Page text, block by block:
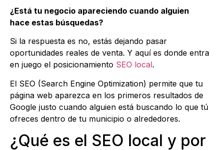
¿Está tu negocio apareciendo cuando alguien
hace estas búsquedas?
Si la respuesta es no, estás dejando pasar
oportunidades reales de venta. Y aquí es donde entra
en juego el posicionamiento SEO local.
El SEO (Search Engine Optimization) permite que tu
página web aparezca en los primeros resultados de
Google justo cuando alguien está buscando lo que tú
ofreces dentro de tu municipio o alrededores.
¿Qué es el SEO local y por